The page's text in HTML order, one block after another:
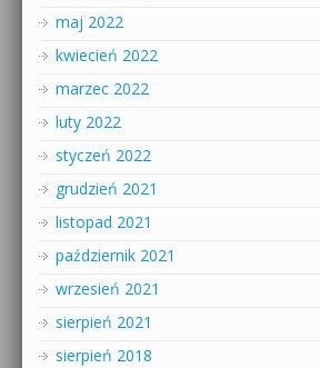
maj 2022
kwiecień 2022
marzec 2022
luty 2022
styczeń 2022
grudzień 2021
listopad 2021
październik 2021
wrzesień 2021
sierpień 2021
sierpień 2018